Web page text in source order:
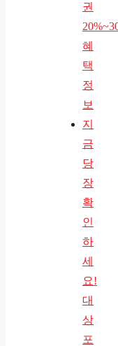
권
혜
택
정
보
지
금
당
장
확
인
하
세
요!
대
상
포